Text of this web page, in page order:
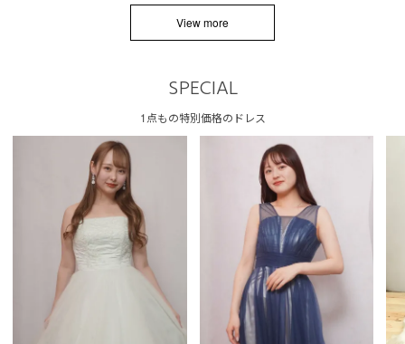
View more
SPECIAL
1点もの特別価格のドレス